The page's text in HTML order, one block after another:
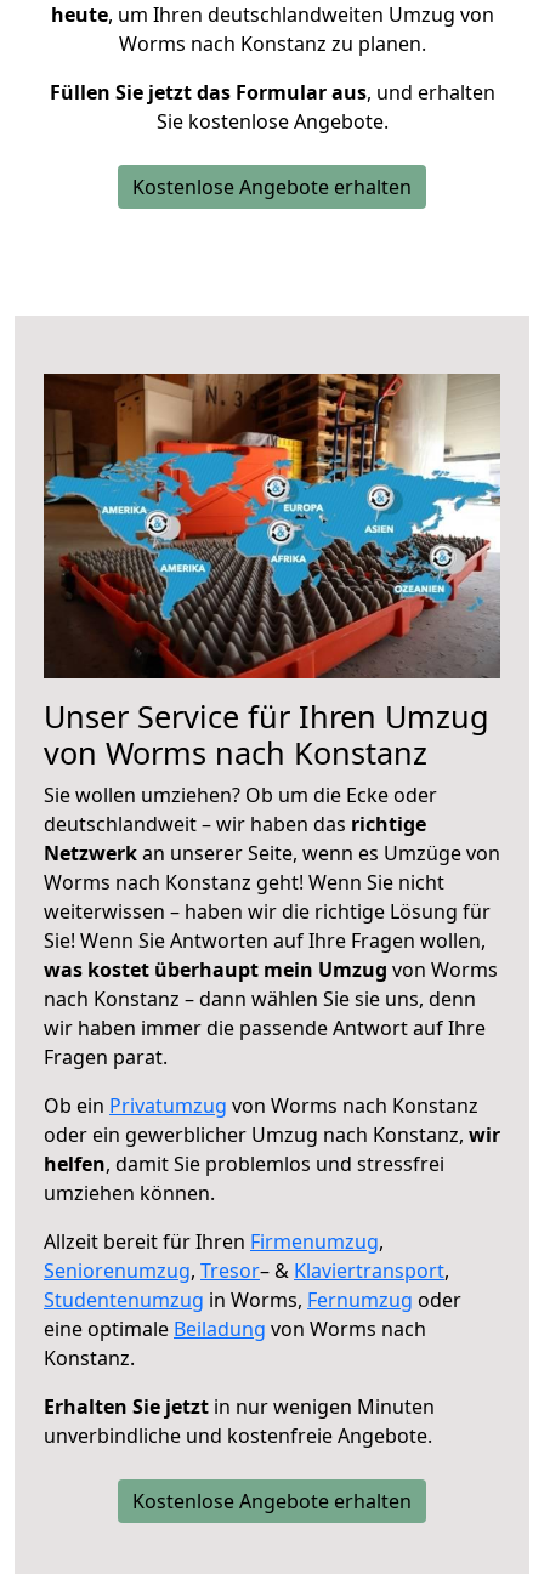
heute, um Ihren deutschlandweiten Umzug von
Worms nach Konstanz zu planen.
Füllen Sie jetzt das Formular aus, und erhalten
Sie kostenlose Angebote.
Kostenlose Angebote erhalten
Unser Service für Ihren Umzug
von Worms nach Konstanz
Sie wollen umziehen? Ob um die Ecke oder
deutschlandweit – wir haben das richtige
Netzwerkan unserer Seite, wenn es Umzüge von
Worms nach Konstanz geht! Wenn Sie nicht
weiterwissen – haben wir die richtige Lösung für
Sie! Wenn Sie Antworten auf Ihre Fragen wollen,
was kostet überhaupt mein Umzug von Worms
nach Konstanz – dann wählen Sie sie uns, denn
wir haben immer die passende Antwort auf Ihre
Fragen parat.
Ob ein Privatumzug von Worms nach Konstanz
oder ein gewerblicher Umzug nach Konstanz, wir
helfen, damit Sie problemlos und stressfrei
umziehen können.
Allzeit bereit für Ihren Firmenumzug,
Seniorenumzug, Tresor– & Klaviertransport,
Studentenumzug in Worms, Fernumzug oder
eine optimale Beiladung von Worms nach
Konstanz.
Erhalten Sie jetzt in nur wenigen Minuten
unverbindliche und kostenfreie Angebote.
Kostenlose Angebote erhalten